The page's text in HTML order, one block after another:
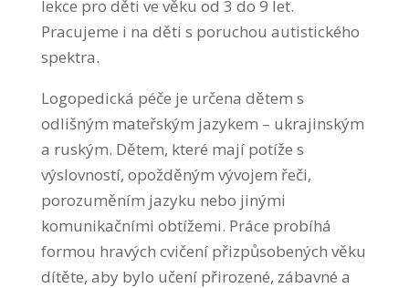
lekce pro děti ve věku od 3 do 9 let.
Pracujeme i na děti s poruchou autistického
spektra.
Logopedická péče je určena dětem s
odlišným mateřským jazykem – ukrajinským
a ruským. Dětem, které mají potíže s
výslovností, opožděným vývojem řeči,
porozuměním jazyku nebo jinými
komunikačními obtížemi. Práce probíhá
formou hravých cvičení přizpůsobených věku
dítěte, aby bylo učení přirozené, zábavné a